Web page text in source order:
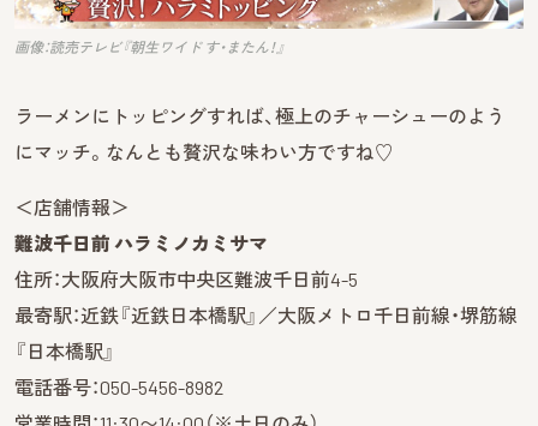
画像：読売テレビ『朝生ワイド す・またん！』
ラーメンにトッピングすれば、極上のチャーシューのよう
にマッチ。なんとも贅沢な味わい方ですね♡
＜店舗情報＞
難波千日前 ハラミノカミサマ
住所：大阪府大阪市中央区難波千日前4-5
最寄駅：近鉄『近鉄日本橋駅』／大阪メトロ千日前線・堺筋線
『日本橋駅』
電話番号：050-5456-8982